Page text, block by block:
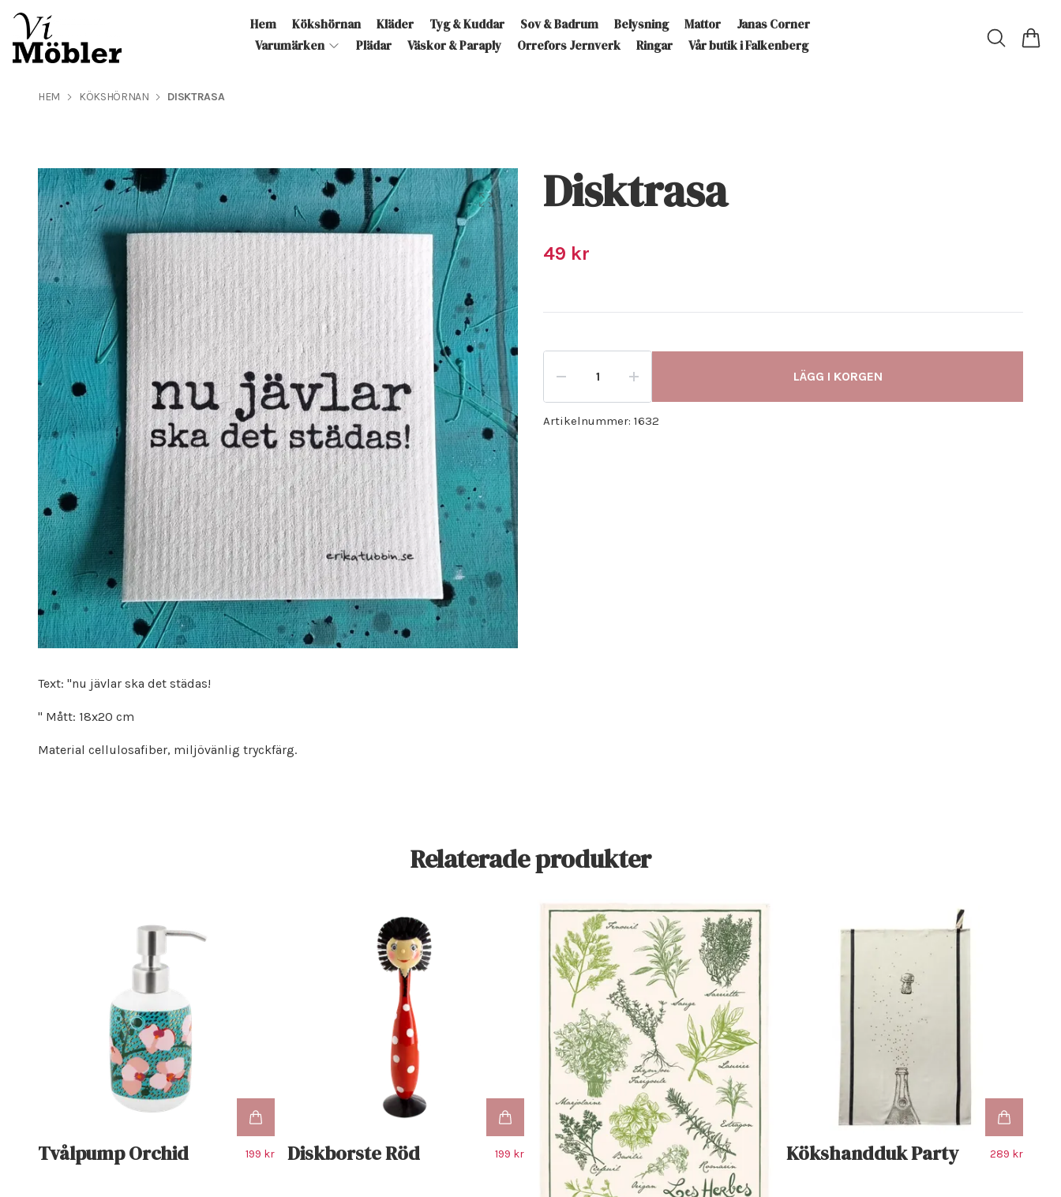
Hem Kökshörnan Kläder Tyg & Kuddar Sov & Badrum Belysning Mattor
Janas Corner
Varumärken
Plädar Väskor & Paraply Orrefors Jernverk Ringar Vår butik i Falkenberg
HEM KÖKSHÖRNAN DISKTRASA
Disktrasa
49 kr
LÄGG I KORGEN
Artikelnummer: 1632
Text: "nu jävlar ska det städas!
" Mått: 18x20 cm
Material cellulosafiber, miljövänlig tryckfärg.
Relaterade produkter
Tvålpump Orchid 199 kr Diskborste Röd 199 kr Kökshandduk Party 289 kr